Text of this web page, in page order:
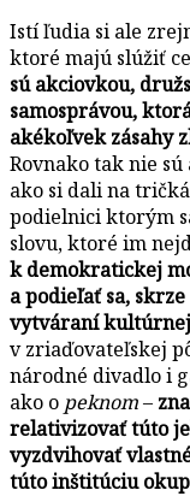
Istí ľudia si ale
ktoré majú slúžiť
sú akciovkou,
samosprávou,
akékoľvek zásahy
Rovnako tak nie
ako si dali na
podielnici ktorým
slovu, ktoré im
k demokratickej
a podieľať sa,
vytváraní
v zriaďovateľskej
národné divadlo i
ako o peknom–
relativizovať túto
vyzdvihovať
túto inštitúciu